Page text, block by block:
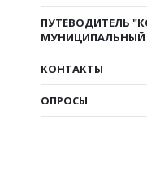
ПУТЕВОДИТЕЛЬ
МУНИЦИПАЛЬНЫЙ
КОНТАКТЫ
ОПРОСЫ